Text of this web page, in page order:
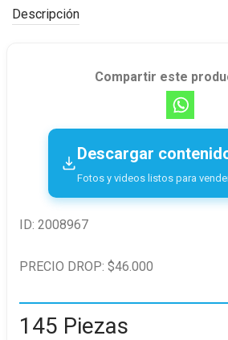
Descripción
Compartir este
Descargar
Fotos y videos listos para
ID: 2008967
PRECIO DROP: $46.000
145 Piezas